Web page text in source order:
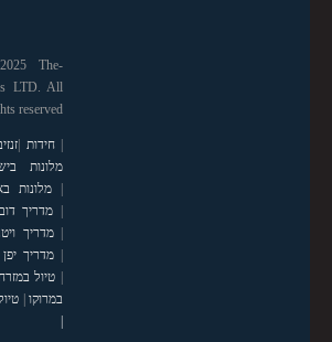
The-
LTD. All
reserved
|חידות |
מלונות
|מלונות
| מדריך
|מדריך
|מדריך יפן
| טיול במזרח
במרוקו|
|